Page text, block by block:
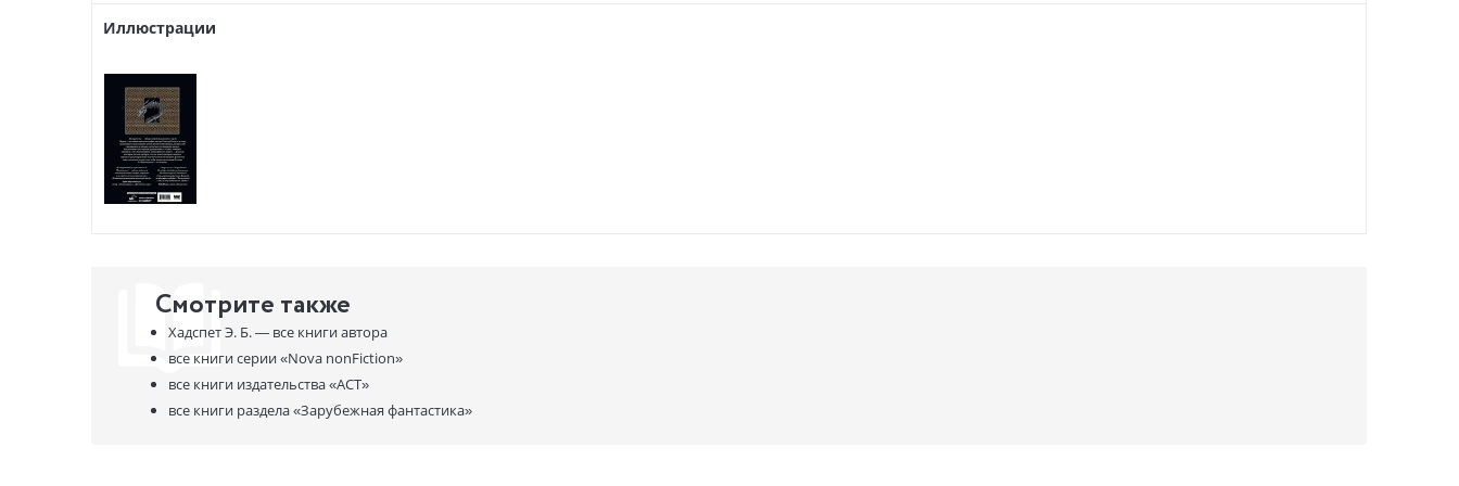
Иллюстрации
Смотрите также
Хадспет Э. Б. — все книги автора
все книги серии«Nova nonFiction»
все книги издательства«АСТ»
все книги раздела«Зарубежная фантастика»